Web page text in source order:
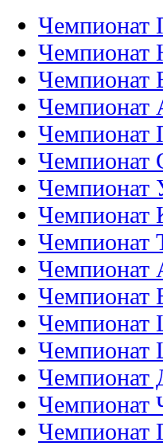
Чемпионат
Чемпионат
Чемпионат
Чемпионат
Чемпионат
Чемпионат
Чемпионат
Чемпионат
Чемпионат
Чемпионат
Чемпионат
Чемпионат
Чемпионат
Чемпионат
Чемпионат
Чемпионат